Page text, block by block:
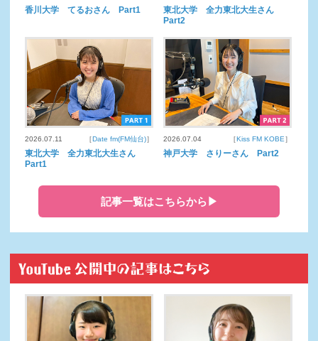
香川大学 てるおさん Part1
東北大学 全力東北大生さん
Part2
2026.07.11 ［Date fm(FM仙台)］
東北大学 全力東北大生さん
Part1
2026.07.04 ［Kiss FM KOBE］
神戸大学 さりーさん Part2
記事一覧はこちらから▶